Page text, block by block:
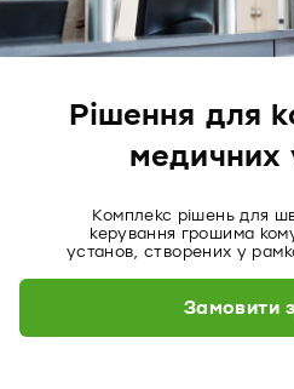
Рішення для
медичних
Комплекс рішень для
керування грошима
установ, створених у
Замовити